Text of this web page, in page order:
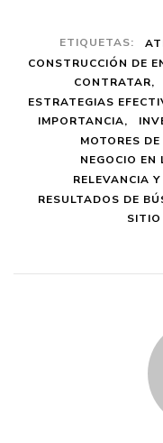
ETIQUETAS:
CONSTRUCCIÓN DE
CONTRATAR
ESTRATEGIAS
IMPORTANCIA
MOTORES
NEGOCIO EN
RELEVANCIA
RESULTADOS DE
SITIO